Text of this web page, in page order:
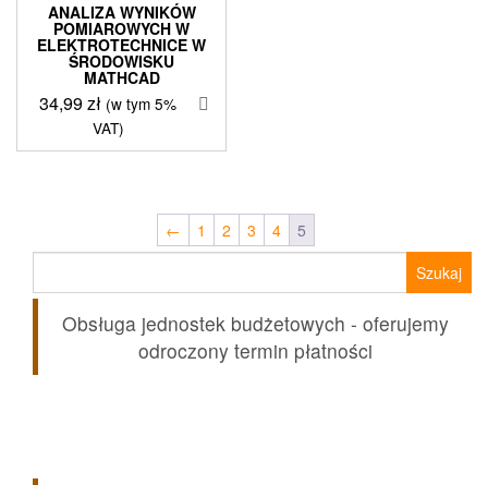
ANALIZA WYNIKÓW
POMIAROWYCH W
ELEKTROTECHNICE W
ŚRODOWISKU
MATHCAD
34,99zł (w tym 5%
VAT)
← 1 2 3 4
5
Obsługa jednostek budżetowych - oferujemy
odroczony termin płatności